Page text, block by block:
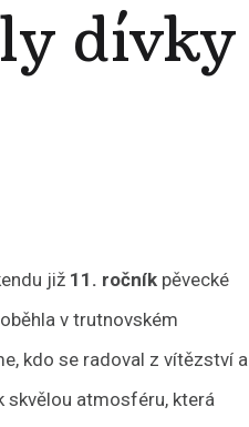
dívky
již 11. ročník pěvecké
v trutnovském
kdo se radoval z vítězství a
skvělou atmosféru, která